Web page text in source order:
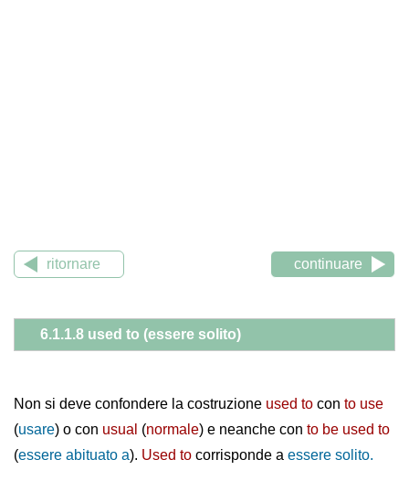
ritornare continuare
6.1.1.8 used to (essere solito)
Non si deve confondere la costruzione used to con to use
(usare) o con usual (normale) e neanche con to be used to
(essere abituato a). Used to corrisponde a essere solito.